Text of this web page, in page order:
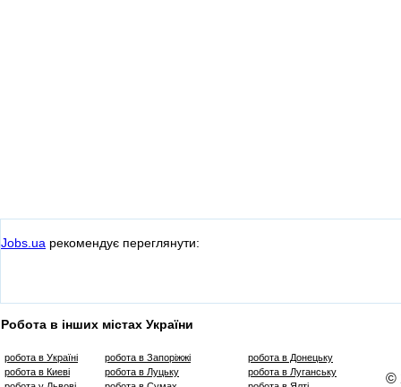
Jobs.ua рекомендує переглянути:
Робота в інших містах України
робота в Україні
робота в Киеві
робота в Запоріжжі
робота в Луцьку
робота в Донецьку
робота в Луганську
©